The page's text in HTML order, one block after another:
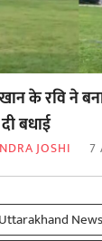
के रवि ने
बधाई
JOSHI 7
Uttarakhand News